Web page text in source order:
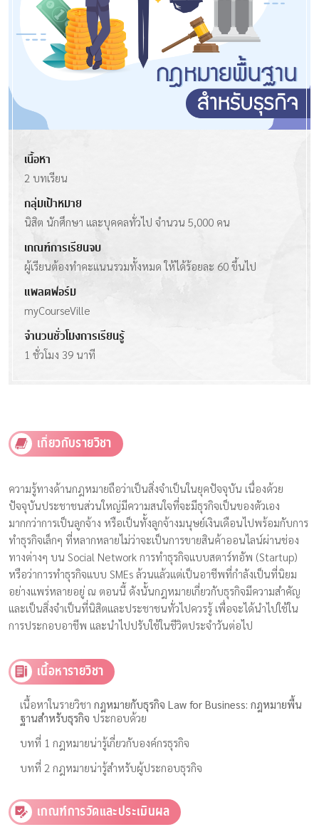
เนื้อหา
2 บทเรียน
กลุ่มเป้าหมาย
นิสิต นักศึกษา และบุคคลทั่วไป จำนวน 5,000 คน
เกณฑ์การเรียนจบ
ผู้เรียนต้องทำคะแนนรวมทั้งหมด ให้ได้ร้อยละ 60 ขึ้นไป
แพลตฟอร์ม
myCourseVille
จำนวนชั่วโมงการเรียนรู้
1 ชั่วโมง 39 นาที
เกี่ยวกับรายวิชา
ความรู้ทางด้านกฎหมายถือว่าเป็นสิ่งจำเป็นในยุคปัจจุบัน เนื่องด้วย
ปัจจุบันประชาชนส่วนใหญ่มีความสนใจที่จะมีธุรกิจเป็นของตัวเอง
มากกว่าการเป็นลูกจ้าง หรือเป็นทั้งลูกจ้างมนุษย์เงินเดือนไปพร้อมกับการ
ทำธุรกิจเล็กๆ ที่หลากหลายไม่ว่าจะเป็นการขายสินค้าออนไลน์ผ่านช่อง
ทางต่างๆ บน Social Network การทำธุรกิจแบบสตาร์ทอัพ (Startup)
หรือว่าการทำธุรกิจแบบ SMEs ล้วนแล้วแต่เป็นอาชีพที่กำลังเป็นที่นิยม
อย่างแพร่หลายอยู่ ณ ตอนนี้ ดังนั้นกฎหมายเกี่ยวกับธุรกิจมีความสำคัญ
และเป็นสิ่งจำเป็นที่นิสิตและประชาชนทั่วไปควรรู้ เพื่อจะได้นำไปใช้ใน
การประกอบอาชีพ และนำไปปรับใช้ในชีวิตประจำวันต่อไป
เนื้อหารายวิชา
เนื้อหาในรายวิชา กฎหมายกับธุรกิจ Law for Business: กฎหมายพื้น
ฐาน​สำหรับธุรกิจ ประกอบด้วย
บทที่ 1 กฎหมายน่ารู้เกี่ยวกับองค์กรธุรกิจ
บทที่ 2 กฎหมายน่ารู้สำหรับผู้ประกอบธุรกิจ
เกณฑ์การวัดและประเมินผล